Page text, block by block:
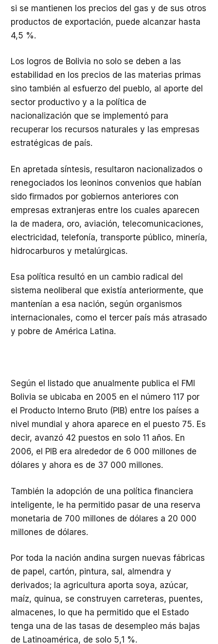
si se mantienen los precios del gas y de sus otros
productos de exportación, puede alcanzar hasta
4,5 %.
Los logros de Bolivia no solo se deben a las
estabilidad en los precios de las materias primas
sino también al esfuerzo del pueblo, al aporte del
sector productivo y a la política de
nacionalización que se implementó para
recuperar los recursos naturales y las empresas
estratégicas de país.
En apretada síntesis, resultaron nacionalizados o
renegociados los leoninos convenios que habían
sido firmados por gobiernos anteriores con
empresas extranjeras entre los cuales aparecen
la de madera, oro, aviación, telecomunicaciones,
electricidad, telefonía, transporte público, minería,
hidrocarburos y metalúrgicas.
Esa política resultó en un cambio radical del
sistema neoliberal que existía anteriormente, que
mantenían a esa nación, según organismos
internacionales, como el tercer país más atrasado
y pobre de América Latina.
Según el listado que anualmente publica el FMI
Bolivia se ubicaba en 2005 en el número 117 por
el Producto Interno Bruto (PIB) entre los países a
nivel mundial y ahora aparece en el puesto 75. Es
decir, avanzó 42 puestos en solo 11 años. En
2006, el PIB era alrededor de 6 000 millones de
dólares y ahora es de 37 000 millones.
También la adopción de una política financiera
inteligente, le ha permitido pasar de una reserva
monetaria de 700 millones de dólares a 20 000
millones de dólares.
Por toda la nación andina surgen nuevas fábricas
de papel, cartón, pintura, sal, almendra y
derivados; la agricultura aporta soya, azúcar,
maíz, quinua, se construyen carreteras, puentes,
almacenes, lo que ha permitido que el Estado
tenga una de las tasas de desempleo más bajas
de Latinoamérica, de solo 5,1 %.